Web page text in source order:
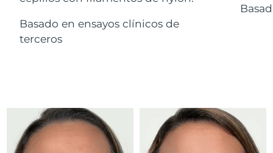
Basado en ensayos clínicos de
terceros
FOREO APP
13/08/2026
Kuwait
Lituania Entrega prevista11/08/2026